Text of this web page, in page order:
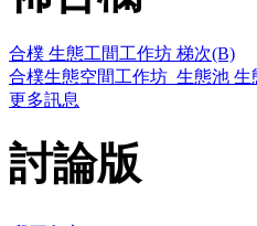
合樸 生態工間工作坊 梯次(B)
合樸生態空間工作坊_生態池
更多訊息
討論版